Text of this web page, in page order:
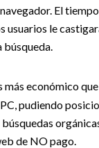
El
usuarios le
búsqueda.
más económico
pudiendo
de NO pago.